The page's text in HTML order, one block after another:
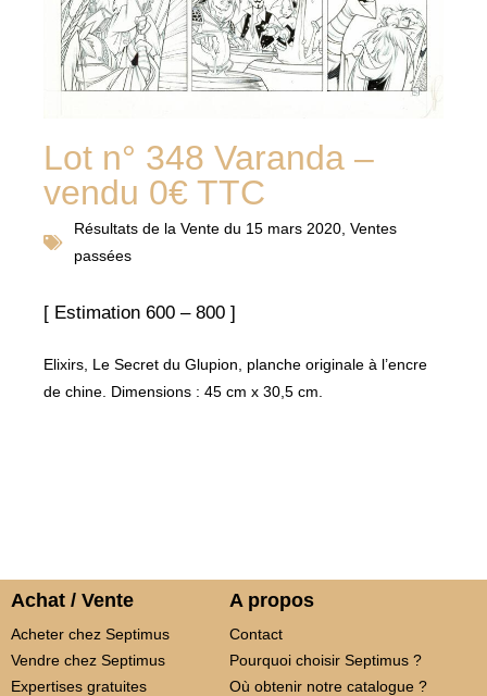
Lot n° 348 Varanda –
vendu 0€ TTC
Résultats de la Vente du 15 mars 2020 Ventes
passées
[ Estimation 600 – 800 ]
Elixirs, Le Secret du Glupion, planche originale à l’encre
de chine. Dimensions : 45 cm x 30,5 cm.
Achat / Vente
Acheter chez Septimus
Vendre chez Septimus
Expertises gratuites
A propos
Contact
Pourquoi choisir Septimus ?
Où obtenir notre catalogue ?